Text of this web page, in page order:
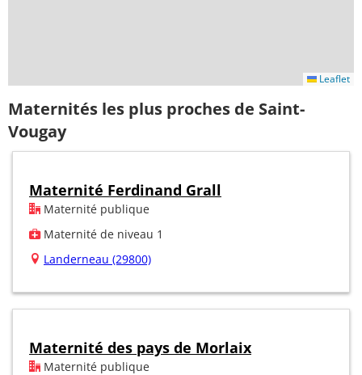
Leaflet
Maternités les plus proches de Saint-
Vougay
Maternité Ferdinand Grall
Maternité publique
Maternité de niveau 1
Landerneau (29800)
Maternité des pays de Morlaix
Maternité publique